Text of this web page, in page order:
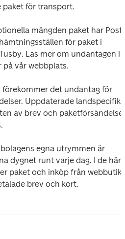
paket för transport.
mängden paket har Posti
för paket i
Läs mer om undantagen i
på vår webbplats.
förekommer det undantag för
Uppdaterade landspecifika
av brev och
.
egna utrymmen är
dygnet runt varje dag. I de här
paket och inköp från
brev och kort.